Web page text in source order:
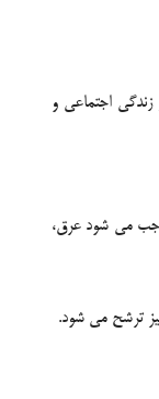
اجتماعي و
مي شود عرق،
ترشح مي شود.